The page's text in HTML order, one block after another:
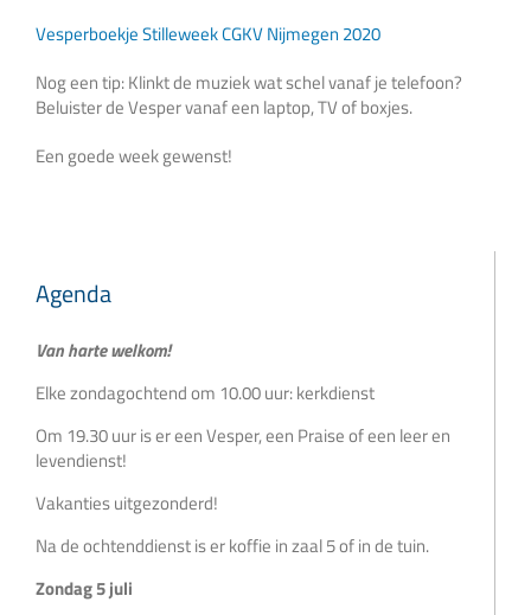
Vesperboekje Stilleweek CGKV Nijmegen 2020
Nog een tip: Klinkt de muziek wat schel vanaf je telefoon?
Beluister de Vesper vanaf een laptop, TV of boxjes.
Een goede week gewenst!
Agenda
Van harte welkom!
Elke zondagochtend om 10.00 uur: kerkdienst
Om 19.30 uur is er een Vesper, een Praise of een leer en
levendienst!
Vakanties uitgezonderd!
Na de ochtenddienst is er koffie in zaal 5 of in de tuin.
Zondag 5 juli